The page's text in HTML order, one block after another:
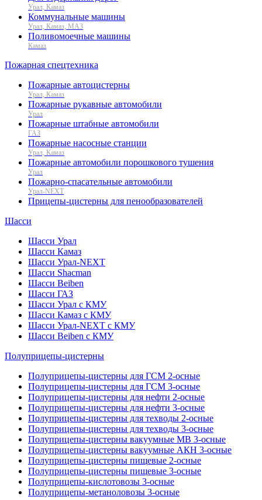
Урал, Камаз
Коммунальные машины
Урал, Камаз, МАЗ
Поливомоечные машины
Камаз
Пожарная спецтехника
Пожарные автоцистерны
Урал, Камаз
Пожарные рукавные автомобили
Урал
Пожарные штабные автомобили
ГАЗ
Пожарные насосные станции
Урал, Камаз
Пожарные автомобили порошкового тушения
Урал
Пожарно-спасательные автомобили
Урал-NEXT
Прицепы-цистерны для пенообразователей
Шасси
Шасси Урал
Шасси Камаз
Шасси Урал-NEXT
Шасси Shacman
Шасси Beiben
Шасси ГАЗ
Шасси Урал с КМУ
Шасси Камаз с КМУ
Шасси Урал-NEXT с КМУ
Шасси Beiben с КМУ
Полуприцепы-цистерны
Полуприцепы-цистерны для ГСМ 2-осные
Полуприцепы-цистерны для ГСМ 3-осные
Полуприцепы-цистерны для нефти 2-осные
Полуприцепы-цистерны для нефти 3-осные
Полуприцепы-цистерны для техводы 2-осные
Полуприцепы-цистерны для техводы 3-осные
Полуприцепы-цистерны вакуумные МВ 3-осные
Полуприцепы-цистерны вакуумные АКН 3-осные
Полуприцепы-цистерны пищевые 2-осные
Полуприцепы-цистерны пищевые 3-осные
Полуприцепы-кислотовозы 3-осные
Полуприцепы-метаноловозы 3-осные